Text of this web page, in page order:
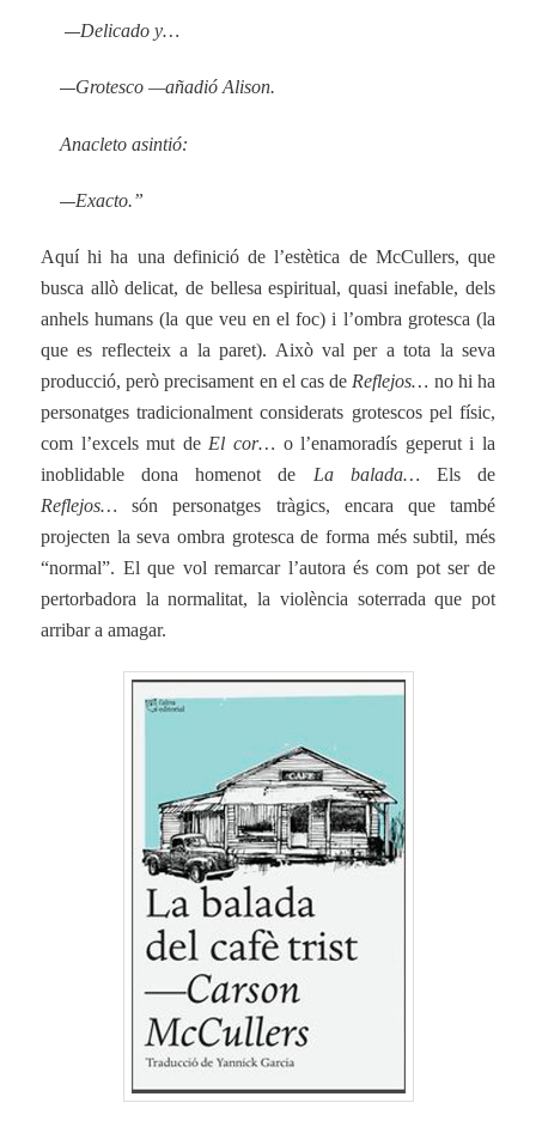
—Delicado y…
—Grotesco —añadió Alison.
Anacleto asintió:
—Exacto.”
Aquí hi ha una definició de l’estètica de McCullers, que
busca allò delicat, de bellesa espiritual, quasi inefable, dels
anhels humans (la que veu en el foc) i l’ombra grotesca (la
que es reflecteix a la paret). Això val per a tota la seva
producció, però precisament en el cas de Reflejos… no hi ha
personatges tradicionalment considerats grotescos pel físic,
com l’excels mut de El cor… o l’enamoradís geperut i la
inoblidable dona homenot de La balada… Els de
Reflejos… són personatges tràgics, encara que també
projecten la seva ombra grotesca de forma més subtil, més
“normal”. El que vol remarcar l’autora és com pot ser de
pertorbadora la normalitat, la violència soterrada que pot
arribar a amagar.